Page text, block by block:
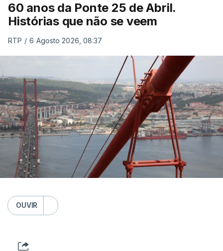
60 anos da Ponte 25 de Abril.
Histórias que não se veem
RTP / 6 Agosto 2026, 08:37
OUVIR